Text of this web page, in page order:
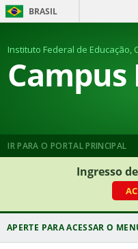
BRASIL
Instituto Federal de Educação,
IR PARA O PORTAL PRINCIPAL
Ingresso